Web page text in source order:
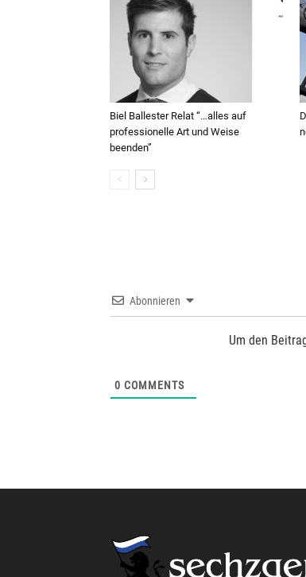
Biel Ballester Relat “…alles auf
professionelle Art und Weise
beenden”
Abonnieren
Um den
0 COMMENTS